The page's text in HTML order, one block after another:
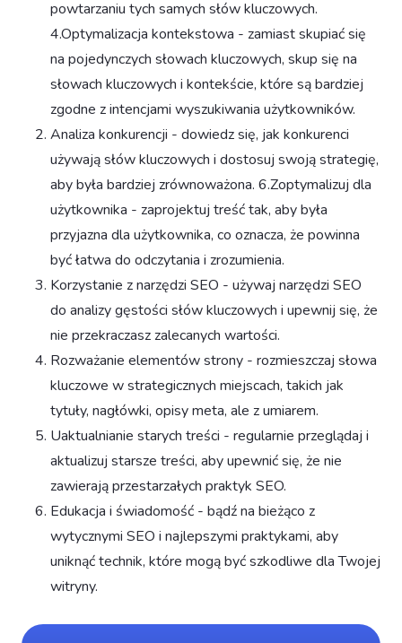
powtarzaniu tych samych słów kluczowych.
4.Optymalizacja kontekstowa - zamiast skupiać się
na pojedynczych słowach kluczowych, skup się na
słowach kluczowych i kontekście, które są bardziej
zgodne z intencjami wyszukiwania użytkowników.
Analiza konkurencji - dowiedz się, jak konkurenci
używają słów kluczowych i dostosuj swoją strategię,
aby była bardziej zrównoważona. 6.Zoptymalizuj dla
użytkownika - zaprojektuj treść tak, aby była
przyjazna dla użytkownika, co oznacza, że powinna
być łatwa do odczytania i zrozumienia.
Korzystanie z narzędzi SEO - używaj narzędzi SEO
do analizy gęstości słów kluczowych i upewnij się, że
nie przekraczasz zalecanych wartości.
Rozważanie elementów strony - rozmieszczaj słowa
kluczowe w strategicznych miejscach, takich jak
tytuły, nagłówki, opisy meta, ale z umiarem.
Uaktualnianie starych treści - regularnie przeglądaj i
aktualizuj starsze treści, aby upewnić się, że nie
zawierają przestarzałych praktyk SEO.
Edukacja i świadomość - bądź na bieżąco z
wytycznymi SEO i najlepszymi praktykami, aby
uniknąć technik, które mogą być szkodliwe dla Twojej
witryny.